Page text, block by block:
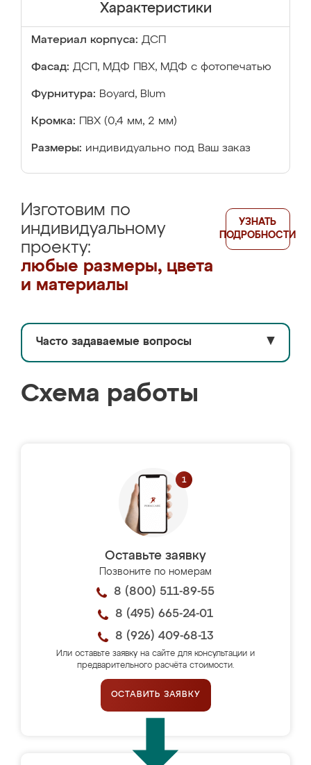
Характеристики
Материал корпуса: ДСП
Фасад: ДСП, МДФ ПВХ, МДФ с фотопечатью
Фурнитура: Boyard, Blum
Кромка: ПВХ (0,4 мм, 2 мм)
Размеры: индивидуально под Ваш заказ
Изготовим по
индивидуальному
проекту:
любые размеры, цвета
и материалы
УЗНАТЬ
ПОДРОБНОСТИ
Часто задаваемые вопросы ▼
Схема работы
Оставьте заявку
Позвоните по номерам
8 (800) 511-89-55
8 (495) 665-24-01
8 (926) 409-68-13
Или оставьте заявку на сайте для консультации и
предварительного расчёта стоимости.
ОСТАВИТЬ ЗАЯВКУ